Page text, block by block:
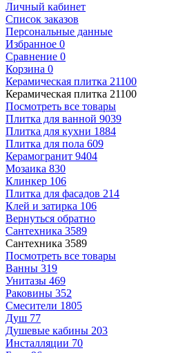
Личный кабинет
Список заказов
Персональные данные
Избранное 0
Сравнение 0
Корзина 0
Керамическая плитка 21100
Керамическая плитка 21100
Посмотреть все товары
Плитка для ванной 9039
Плитка для кухни 1884
Плитка для пола 609
Керамогранит 9404
Мозаика 830
Клинкер 106
Плитка для фасадов 214
Клей и затирка 106
Вернуться обратно
Сантехника 3589
Сантехника 3589
Посмотреть все товары
Ванны 319
Унитазы 469
Раковины 352
Смесители 1805
Душ 77
Душевые кабины 203
Инсталляции 70